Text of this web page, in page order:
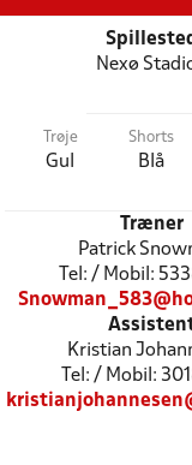
Nexø
Trøje
Gul
Shorts
Blå
Træner
Patrick
Tel: / Mobil:
Kristian
Tel: / Mobil: